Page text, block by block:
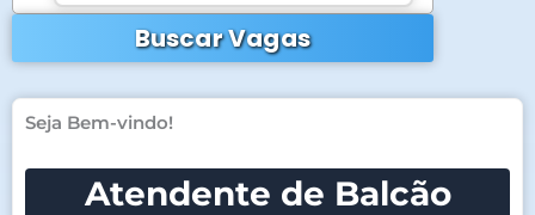
Buscar Vagas
Seja Bem-vindo!
Atendente de Balcão